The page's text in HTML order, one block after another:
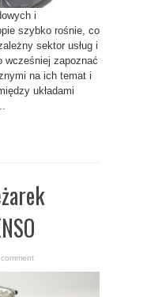
i
szybko rośnie, co
sektor usług i
wcześniej zapoznać
na ich temat i
układami